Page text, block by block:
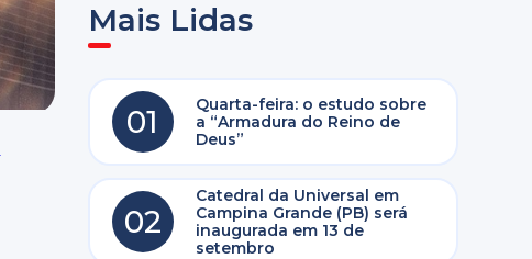
Mais Lidas
01
Quarta-feira: o estudo sobre
a “Armadura do Reino de
Deus”
02
Catedral da Universal em
Campina Grande (PB) será
inaugurada em 13 de
setembro